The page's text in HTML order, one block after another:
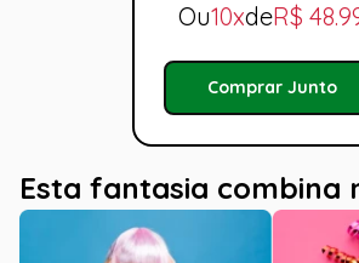
Ou10xdeR$
Comprar Junto
Esta fantasia combina